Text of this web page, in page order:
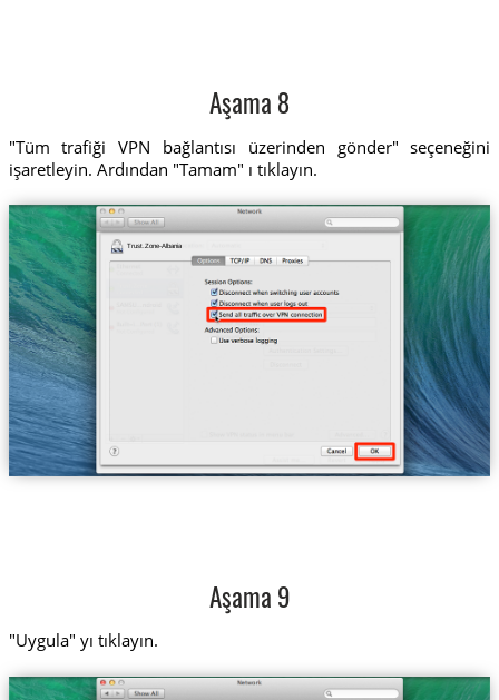
Aşama 8
"Tüm trafiği VPN bağlantısı üzerinden gönder" seçeneğini
işaretleyin. Ardından "Tamam" ı tıklayın.
Trust.Zone-Albania
Aşama 9
"Uygula" yı tıklayın.